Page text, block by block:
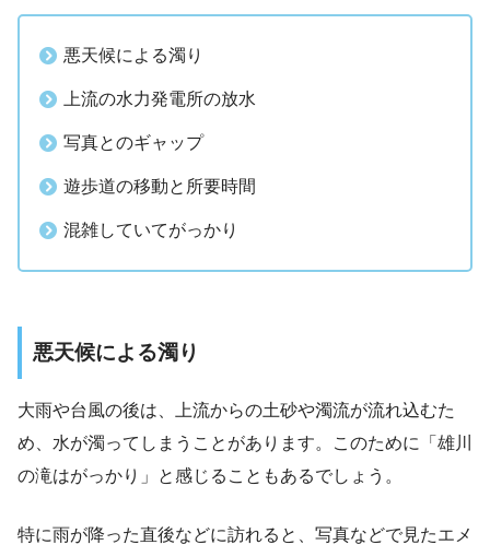
悪天候による濁り
上流の水力発電所の放水
写真とのギャップ
遊歩道の移動と所要時間
混雑していてがっかり
悪天候による濁り
大雨や台風の後は、上流からの土砂や濁流が流れ込むた
め、水が濁ってしまうことがあります。このために「雄川
の滝はがっかり」と感じることもあるでしょう。
特に雨が降った直後などに訪れると、写真などで見たエメ